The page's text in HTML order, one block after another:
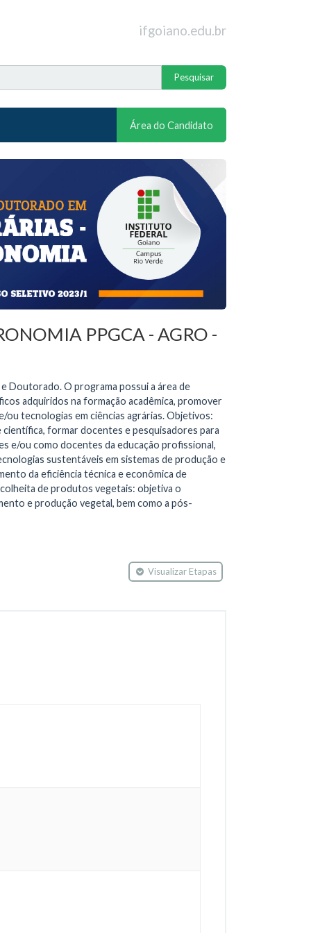
ifgoiano.edu.br
Área do Candidato
PPGCA - AGRO -
Doutorado. O programa possui a área de
adquiridos na formação acadêmica, promover
tecnologias em ciências agrárias. Objetivos:
formar docentes e pesquisadores para
e/ou como docentes da educação profissional,
sustentáveis em sistemas de produção e
da eficiência técnica e econômica de
de produtos vegetais: objetiva o
e produção vegetal, bem como a pós-
Visualizar Etapas